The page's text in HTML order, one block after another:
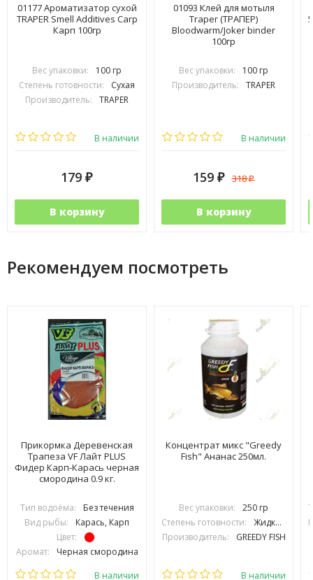
01177 Ароматизатор сухой
TRAPER Smell Additives Carp
Карп 100гр
Вес упаковки:
100 гр
Степень готовности:
Сухая
Производитель:
TRAPER
В наличии
179 ₽
В корзину
01093 Клей для мотыля
Traper (ТРАПЕР)
Bloodwarm/Joker binder
100гр
Вес упаковки:
100 гр
Производитель:
TRAPER
В наличии
159 ₽ 318₽
В корзину
Рекомендуем посмотреть
Прикормка Деревенская
Трапеза VF Лайт PLUS
Фидер Карп-Карась черная
смородина 0.9 кг.
Тип водоёма:
Без течения
Вид рыбы:
Карась, Карп
Цвет:
Аромат:
Черная смородина
Фракция:
В наличии
Концентрат микс "Greedy
Fish" Ананас 250мл.
Вес упаковки:
250 гр
Степень готовности:
Жидкий
Производитель:
GREEDY FISH
В наличии